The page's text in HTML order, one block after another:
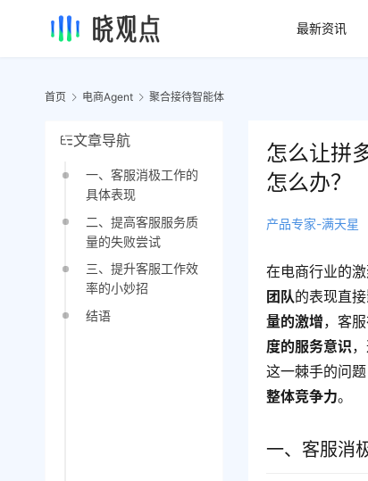
最新资讯
首页 电商Agent 聚合接待智能体
文章导航
一、客服消极工作的
具体表现
二、提高客服服务质
量的失败尝试
三、提升客服工作效
率的小妙招
结语
怎么让拼
怎么办？
产品专家-满天星
在电商行业的
团队的表现直
量的激增，客
度的服务意识
这一棘手的问
整体竞争力。
一、客服消